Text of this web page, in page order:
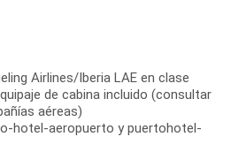
Airlines/Iberia LAE en clase
de cabina incluido (consultar
aéreas)
hotel-aeropuerto y puertohotel-